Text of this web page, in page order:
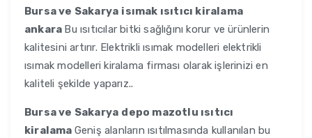
Bursa ve Sakarya isımak ısıtıcı kiralama
ankara Bu ısıtıcılar bitki sağlığını korur ve ürünlerin
kalitesini artırır. Elektrikli ısımak modelleri elektrikli
ısımak modelleri kiralama firması olarak işlerinizi en
kaliteli şekilde yaparız..
Bursa ve Sakarya depo mazotlu ısıtıcı
kiralama Geniş alanların ısıtılmasında kullanılan bu